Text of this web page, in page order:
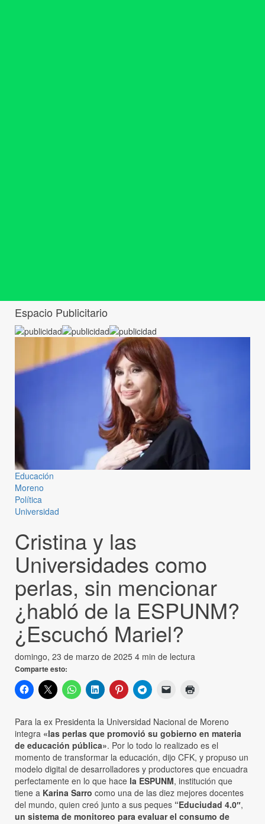
Espacio Publicitario
Educación
Moreno
Política
Universidad
Cristina y las
Universidades como
perlas, sin mencionar
¿habló de la ESPUNM?
¿Escuchó Mariel?
domingo, 23 de marzo de 2025 4 min de lectura
Comparte esto:
Para la ex Presidenta la Universidad Nacional de Moreno
integra «las perlas que promovió su gobierno en materia
de educación pública». Por lo todo lo realizado es el
momento de transformar la educación, dijo CFK, y propuso un
modelo digital de desarrolladores y productores que encuadra
perfectamente en lo que hace la ESPUNM, institución que
tiene a Karina Sarro como una de las diez mejores docentes
del mundo, quien creó junto a sus peques “Educiudad 4.0″,
un sistema de monitoreo para evaluar el consumo de